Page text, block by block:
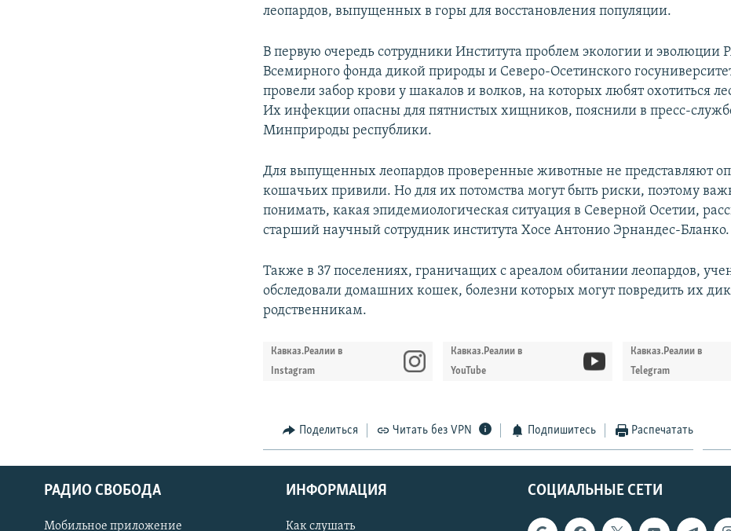
леопардов, выпущенных в горы для восстановления популяции.
В первую очередь сотрудники Института проблем экологии и эволюции
Всемирного фонда дикой природы и Северо-Осетинского
провели забор крови у шакалов и волков, на которых любят охотиться
Их инфекции опасны для пятнистых хищников, пояснили в пресс-
Минприроды республики.
Для выпущенных леопардов проверенные животные не представляют
кошачьих привили. Но для их потомства могут быть риски, поэтому
понимать, какая эпидемиологическая ситуация в Северной Осетии,
старший научный сотрудник института Хосе Антонио Эрнандес-Бланко.
Также в 37 поселениях, граничащих с ареалом обитании леопардов,
обследовали домашних кошек, болезни которых могут повредить их
родственникам.
Кавказ.Реалии в
Instagram
Кавказ.Реалии в
YouTube
Кавказ.Реалии в
Telegram
Поделиться Читать без VPN Подпишитесь Распечатать
СОЦИАЛЬНЫЕ СЕТИ
РАДИО СВОБОДА
Мобильное приложение
ИНФОРМАЦИЯ
Как слушать